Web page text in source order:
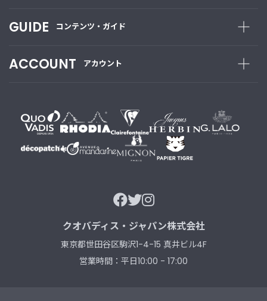
GUIDE コンテンツ・ガイド
ACCOUNT アカウント
クオバディス・ジャパン株式会社
東京都世田谷区駒沢1-4-15 真井ビル4F
営業時間：平日10:00 - 17:00